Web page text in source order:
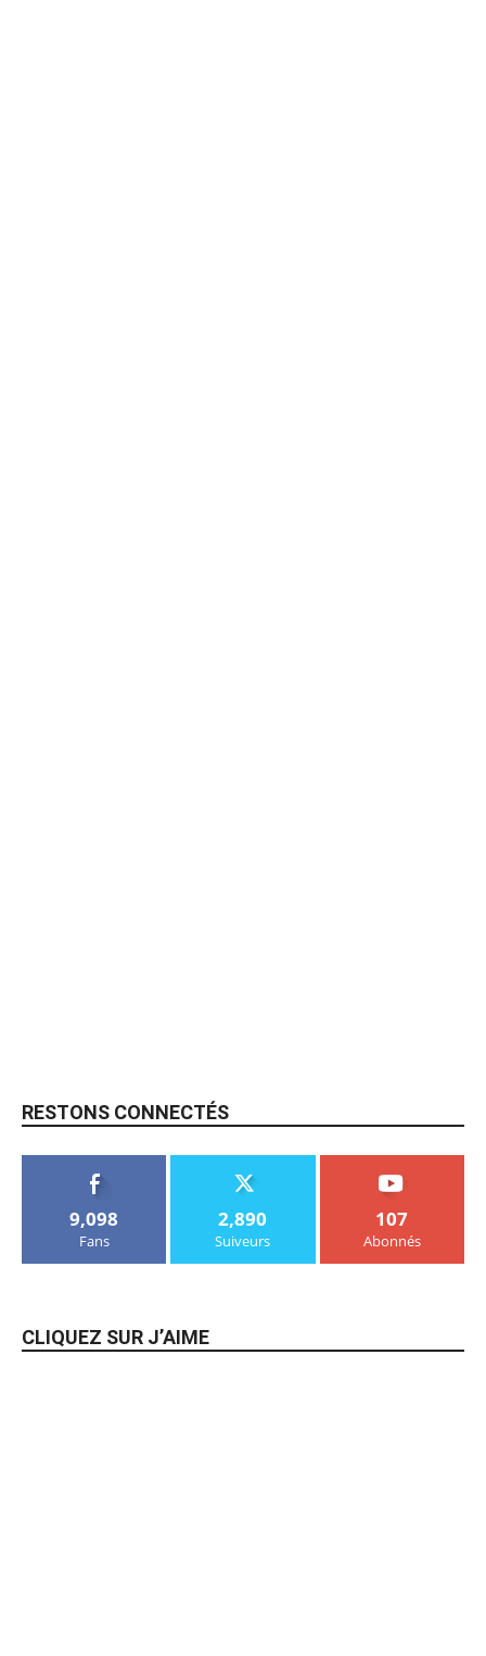
RESTONS CONNECTÉS
9,098
Fans
2,890
Suiveurs
107
Abonnés
CLIQUEZ SUR J’AIME